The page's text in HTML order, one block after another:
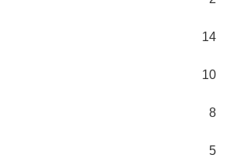
14
10
8
5